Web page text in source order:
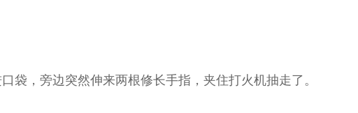
袋，旁边突然伸来两根修长手指，夹住打火机抽走了。